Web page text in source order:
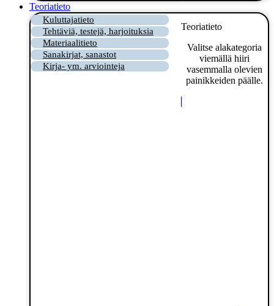
Teoriatieto
Kuluttajatieto
Tehtäviä, testejä, harjoituksia
Materiaalitieto
Sanakirjat, sanastot
Kirja- ym. arviointeja
Teoriatieto
Valitse alakategoria
viemällä hiiri
vasemmalla olevien
painikkeiden päälle.